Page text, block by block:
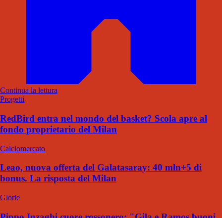
Continua la lettura
Progetti
RedBird entra nel mondo del basket? Scola apre al
fondo proprietario del Milan
Calciomercato
Leao, nuova offerta del Galatasaray: 40 mln+5 di
bonus. La risposta del Milan
Glorie